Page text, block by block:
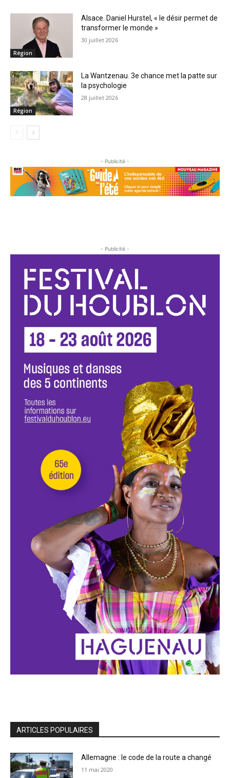
Région
Alsace. Daniel Hurstel, « le désir permet de
transformer le monde »
30 juillet 2026
Région
La Wantzenau. 3e chance met la patte sur
la psychologie
28 juillet 2026
- Publicité -
- Publicité -
ARTICLES POPULAIRES
Allemagne : le code de la route a changé
11 mai 2020